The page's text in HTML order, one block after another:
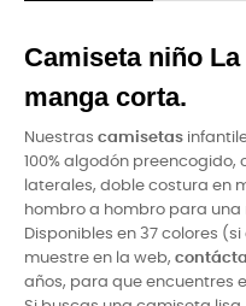
Camiseta niño
manga corta.
Nuestras camisetas
100% algodón preencogido,
laterales, doble costura en
hombro a hombro para
Disponibles en 37 colores
muestre en la web,
años, para que encuentres